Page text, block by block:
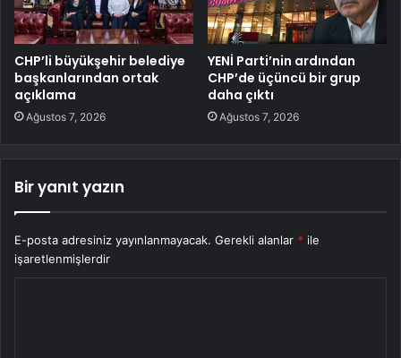
CHP’li büyükşehir belediye
başkanlarından ortak
açıklama
Ağustos 7, 2026
YENİ Parti’nin ardından
CHP’de üçüncü bir grup
daha çıktı
Ağustos 7, 2026
Bir yanıt yazın
E-posta adresiniz yayınlanmayacak. Gerekli alanlar * ile
işaretlenmişlerdir